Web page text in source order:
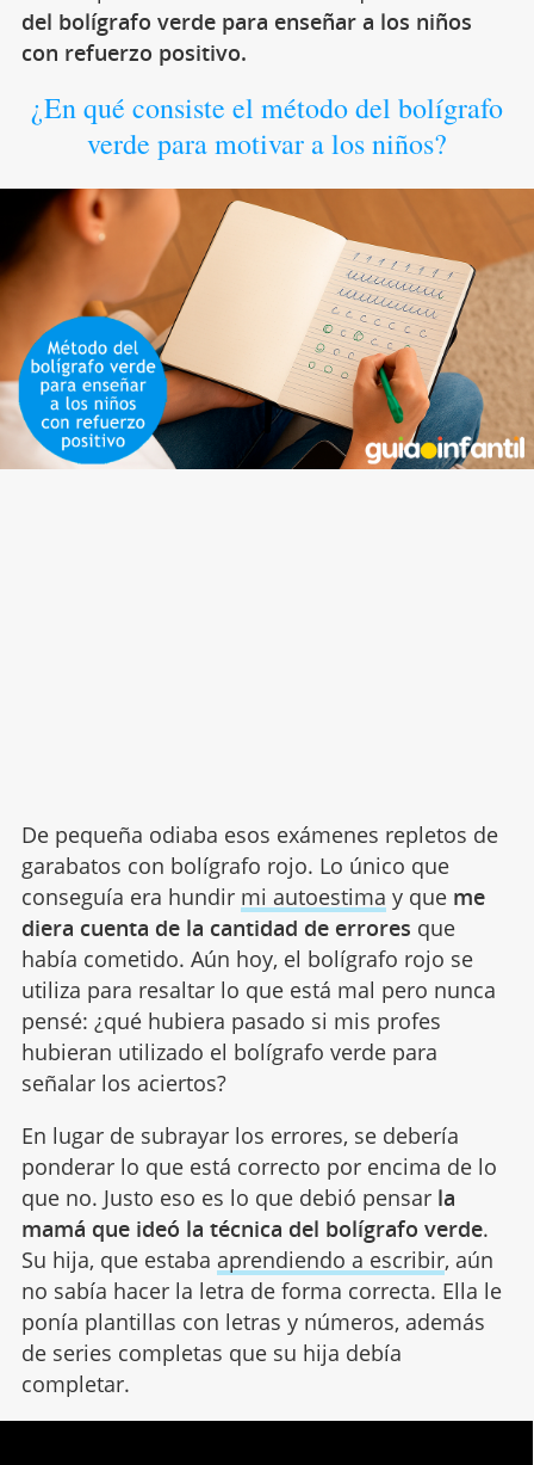
del bolígrafo verde para enseñar a los niños
con refuerzo positivo.
¿En qué consiste el método del bolígrafo
verde para motivar a los niños?
De pequeña odiaba esos exámenes repletos de
garabatos con bolígrafo rojo. Lo único que
conseguía era hundir mi autoestima y que me
diera cuenta de la cantidad de errores que
había cometido. Aún hoy, el bolígrafo rojo se
utiliza para resaltar lo que está mal pero nunca
pensé: ¿qué hubiera pasado si mis profes
hubieran utilizado el bolígrafo verde para
señalar los aciertos?
En lugar de subrayar los errores, se debería
ponderar lo que está correcto por encima de lo
que no. Justo eso es lo que debió pensar la
mamá que ideó la técnica del bolígrafo verde.
Su hija, que estaba aprendiendo a escribir, aún
no sabía hacer la letra de forma correcta. Ella le
ponía plantillas con letras y números, además
de series completas que su hija debía
completar.